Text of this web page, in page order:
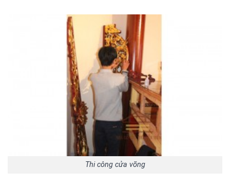
Thi công cửa võng